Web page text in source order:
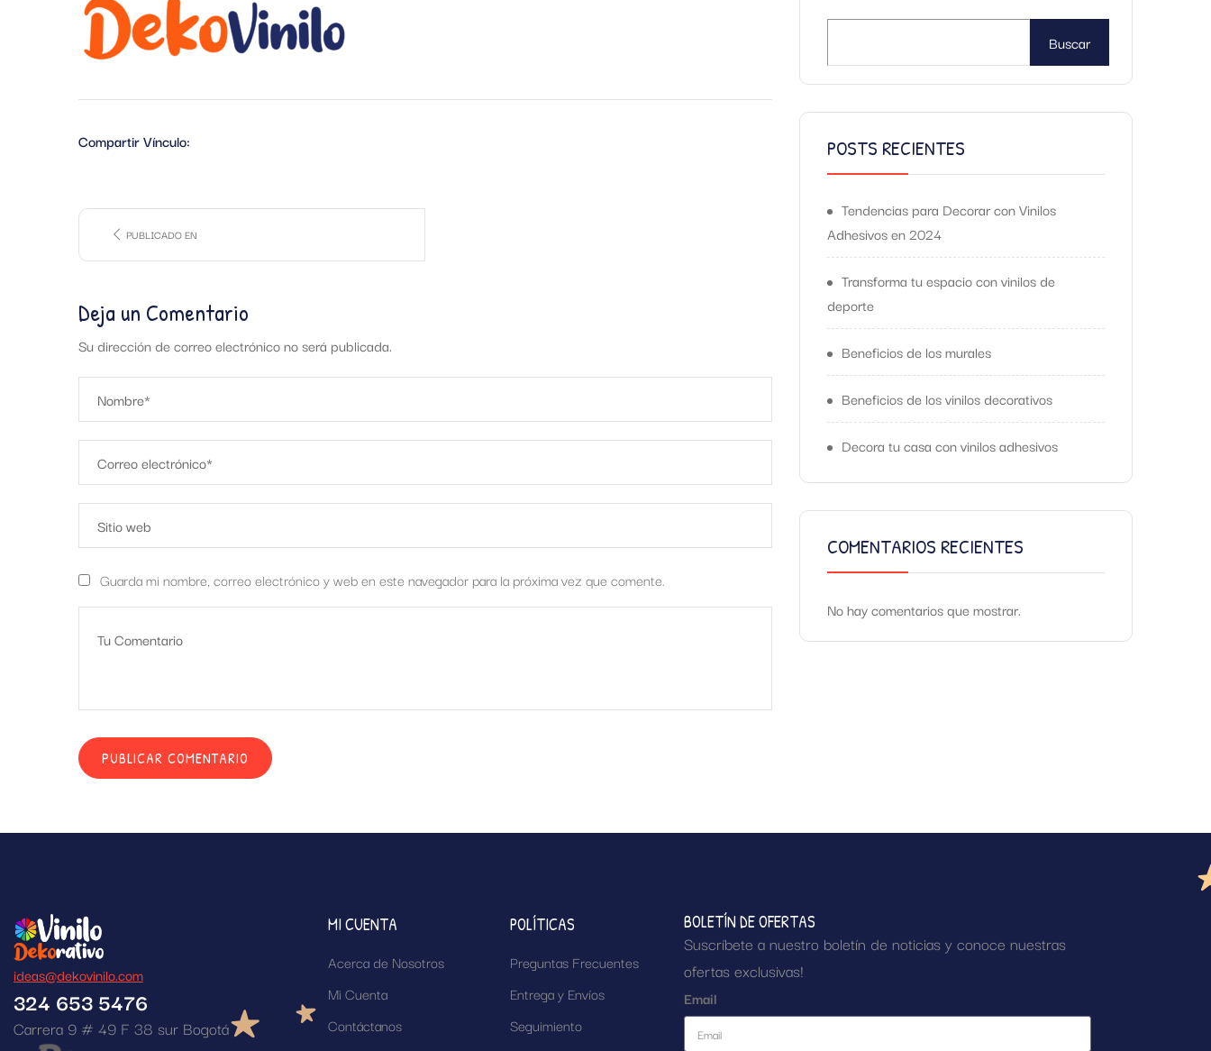
Compartir Vínculo:
PUBLICADO EN
Deja un Comentario
Su dirección de correo electrónico no será publicada.
Guarda mi nombre, correo electrónico y web en este navegador para la próxima vez que comente.
Buscar
POSTS RECIENTES
Tendencias para Decorar con Vinilos
Adhesivos en 2024
Transforma tu espacio con vinilos de
deporte
Beneficios de los murales
Beneficios de los vinilos decorativos
Decora tu casa con vinilos adhesivos
COMENTARIOS RECIENTES
No hay comentarios que mostrar.
ideas@dekovinilo.com
324 653 5476
Carrera 9 # 49 F 38 sur Bogotá
MI CUENTA
Acerca de Nosotros
Mi Cuenta
Contáctanos
POLÍTICAS
Preguntas Frecuentes
Entrega y Envíos
Seguimiento
BOLETÍN DE OFERTAS
Suscríbete a nuestro boletín de noticias y conoce nuestras
ofertas exclusivas!
Email